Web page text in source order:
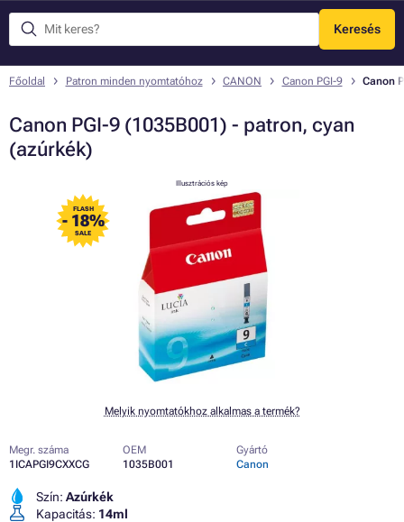
Keresés
Menü
Főoldal Patron minden nyomtatóhoz CANON Canon PGI-9 Canon
Canon PGI-9 (1035B001) - patron, cyan
(azúrkék)
FLASH
- 18%
SALE
Illusztrációs kép
Melyik nyomtatókhoz alkalmas a termék?
Megr. száma
1ICAPGI9CXXCG
OEM
1035B001
Gyártó
Canon
Szín: Azúrkék
Kapacitás: 14ml